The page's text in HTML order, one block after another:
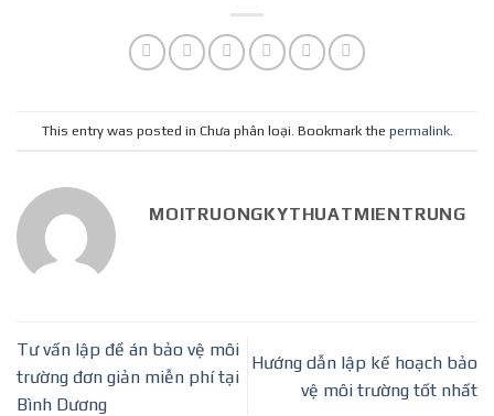
This entry was posted in Chưa phân loại. Bookmark the permalink.
MOITRUONGKYTHUATMIENTRUNG
Tư vấn lập đề án bảo vệ môi
trường đơn giản miễn phí tại
Bình Dương
Hướng dẫn lập kế hoạch bảo
vệ môi trường tốt nhất